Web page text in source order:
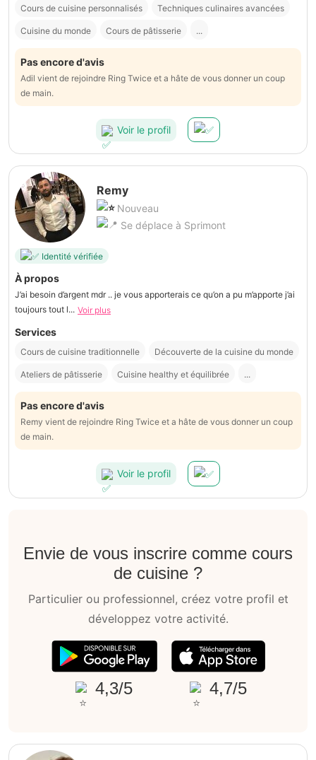
Cours de cuisine personnalisés Techniques culinaires avancées
Cuisine du monde Cours de pâtisserie ...
Pas encore d'avis
Adil vient de rejoindre Ring Twice et a hâte de vous donner un coup
de main.
Voir le profil
Remy
Nouveau
Se déplace à Sprimont
Identité vérifiée
À propos
J’ai besoin d’argent mdr .. je vous apporterais ce qu’on a pu m’apporte j’ai
toujours tout l... Voir plus
Services
Cours de cuisine traditionnelle Découverte de la cuisine du monde
Ateliers de pâtisserie Cuisine healthy et équilibrée ...
Pas encore d'avis
Remy vient de rejoindre Ring Twice et a hâte de vous donner un coup
de main.
Voir le profil
Envie de vous inscrire comme cours
de cuisine ?
Particulier ou professionnel, créez votre profil et
développez votre activité.
4,3/5 4,7/5